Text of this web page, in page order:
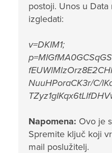
postoji. Unos u
izgledati:
v=DKIM1;
NuuHPoraCK3r/C/
Napomena: Ovo je
Spremite ključ koji
mail poslužitelj.